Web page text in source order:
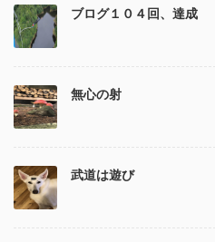
ブログ１０４回、達成
無心の射
武道は遊び